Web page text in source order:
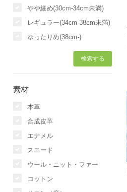
やや細め(30cm-34cm未満)
レギュラー(34cm-38cm未満)
ゆったりめ(38cm-)
素材
本革
合成皮革
エナメル
スエード
ウール・ニット・ファー
コットン